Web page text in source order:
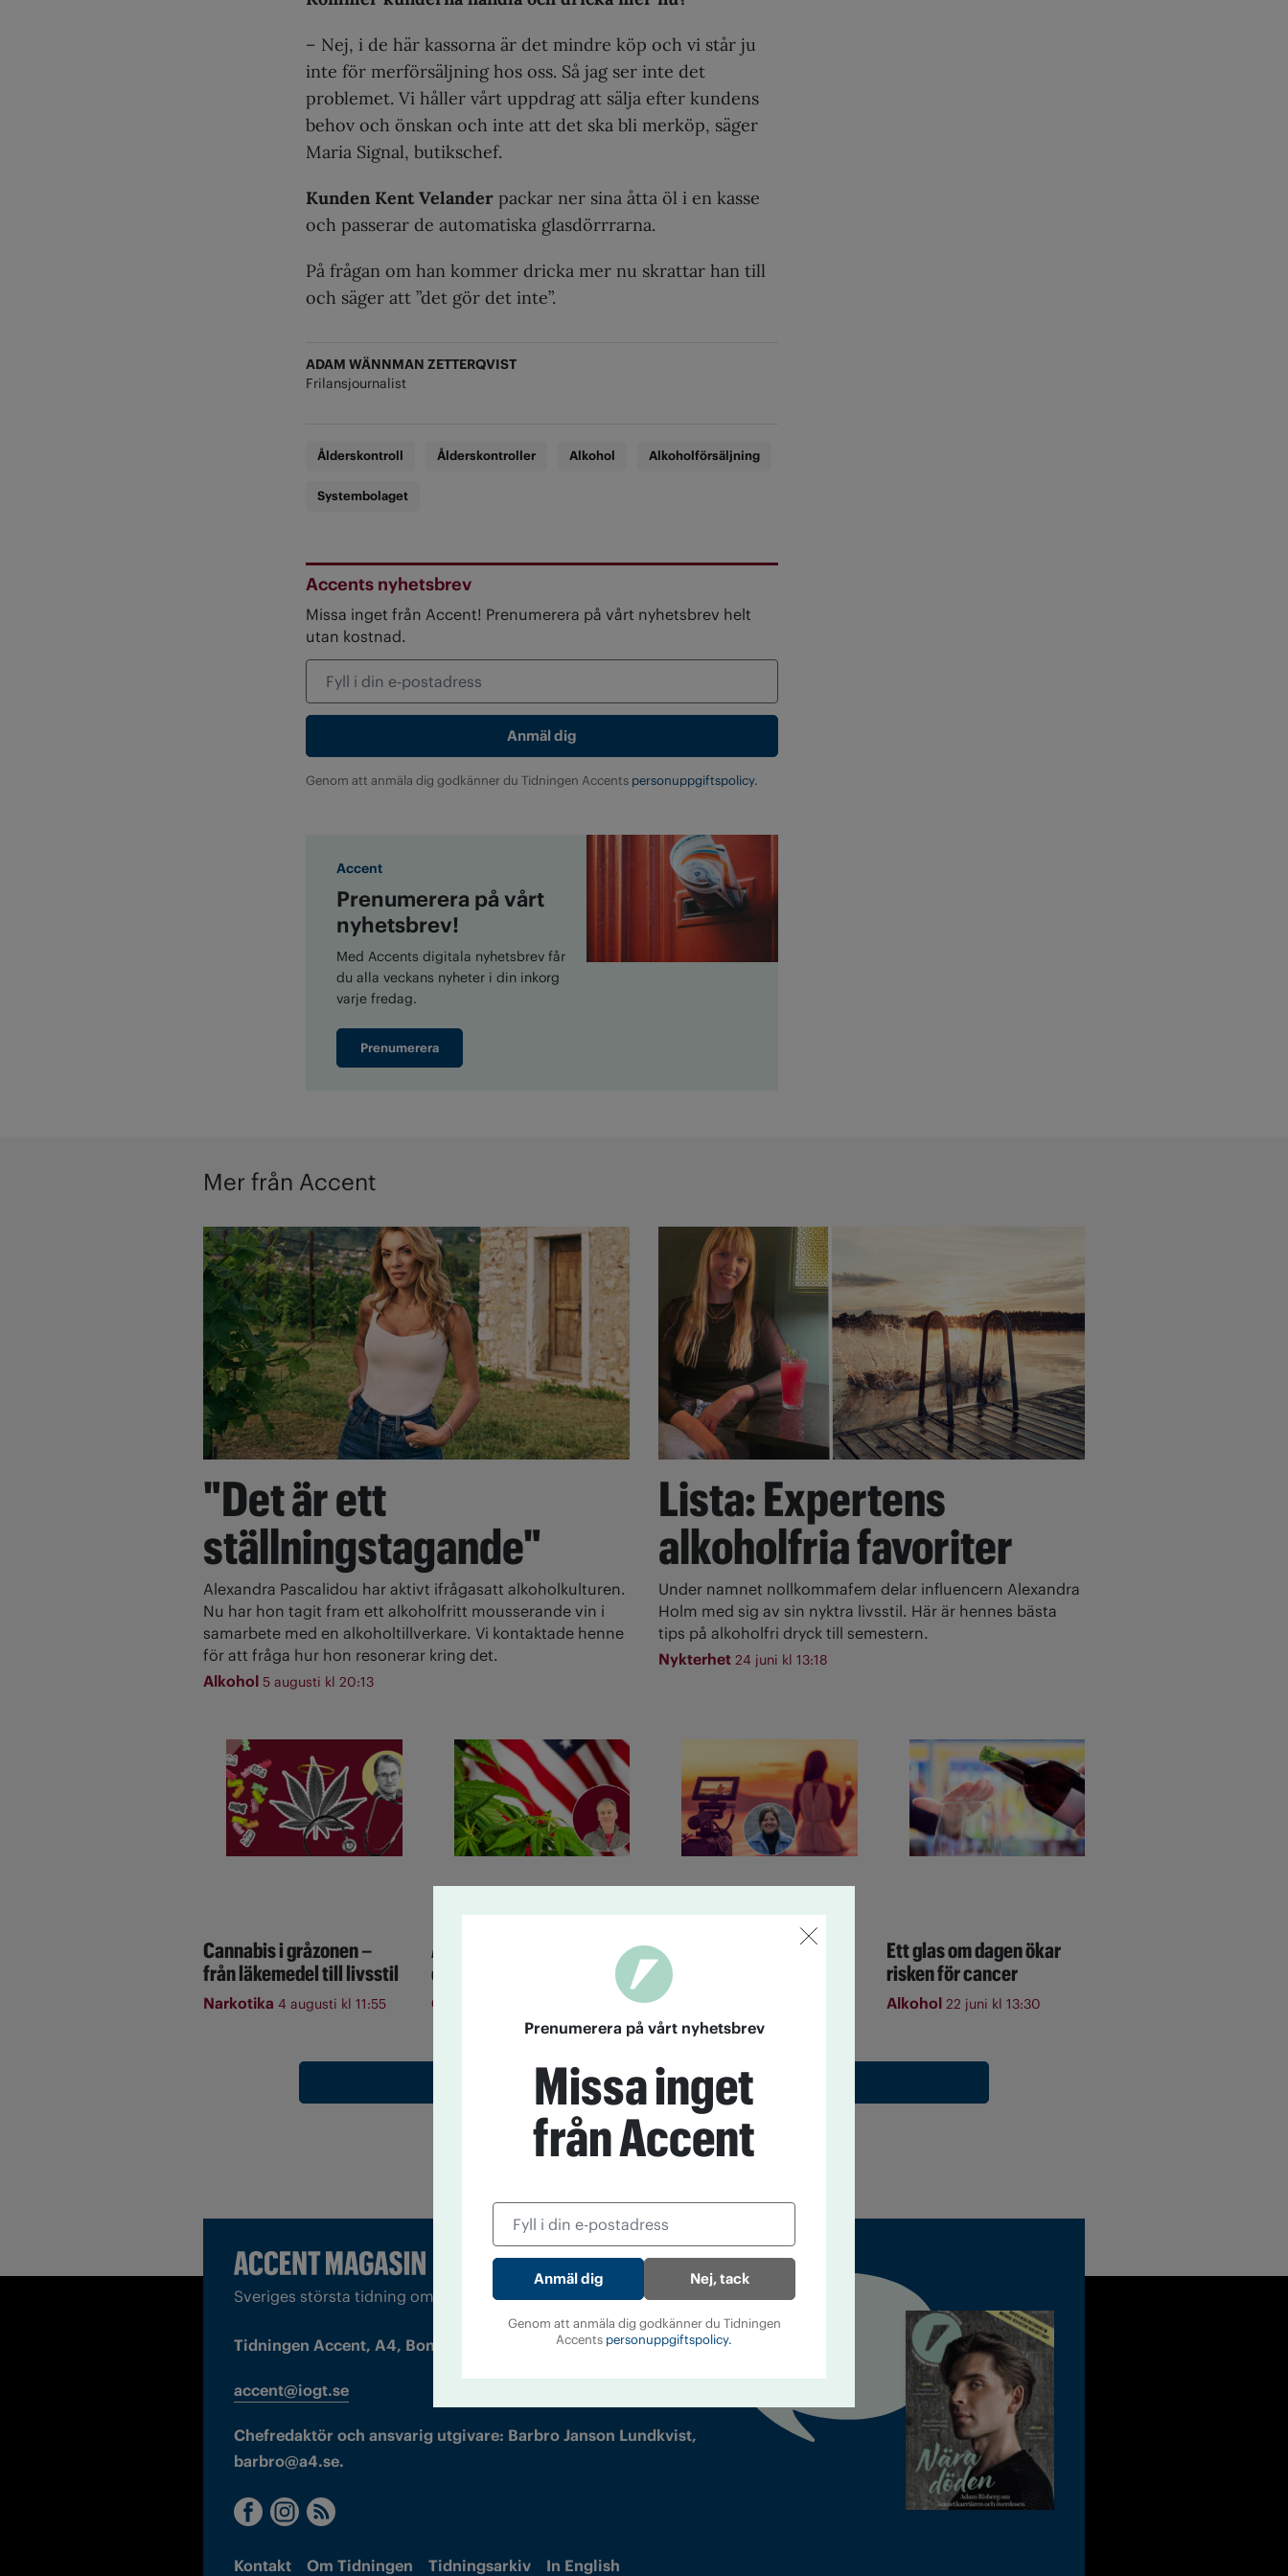
– Nej, i de här kassorna är det mindre köp och vi står ju
inte för merförsäljning hos oss. Så jag ser inte det
problemet. Vi håller vårt uppdrag att sälja efter kundens
behov och önskan och inte att det ska bli merköp, säger
Maria Signal, butikschef.
Kunden Kent Velander packar ner sina åtta öl i en kasse
och passerar de automatiska glasdörrrarna.
På frågan om han kommer dricka mer nu skrattar han till
och säger att ”det gör det inte”.
ADAM WÄNNMAN ZETTERQVIST
Frilansjournalist
Ålderskontroll Ålderskontroller Alkohol Alkoholförsäljning
Systembolaget
Accents nyhetsbrev
Missa inget från Accent! Prenumerera på vårt nyhetsbrev helt
utan kostnad.
Genom att anmäla dig godkänner du Tidningen Accents personuppgiftspolicy.
Accent
Prenumerera på vårt
nyhetsbrev!
Med Accents digitala nyhetsbrev får
du alla veckans nyheter i din inkorg
varje fredag.
Prenumerera
Mer från Accent
"Det är ett
ställningstagande"
Alexandra Pascalidou har aktivt ifrågasatt alkoholkulturen.
Nu har hon tagit fram ett alkoholfritt mousserande vin i
samarbete med en alkoholtillverkare. Vi kontaktade henne
för att fråga hur hon resonerar kring det.
Alkohol 5 augusti kl 20:13
Cannabis i gråzonen –
från läkemedel till livsstil
Narkotika 4 augusti kl 11:55
Avmattning i USA:s
cannabisvåg
Cannabis
Lista: Expertens
alkoholfria favoriter
Under namnet nollkommafem delar influencern Alexandra
Holm med sig av sin nyktra livsstil. Här är hennes bästa
tips på alkoholfri dryck till semestern.
Nykterhet 24 juni kl 13:18
Så tycker partierna om
alkoholreklamen
Alkohol
Ett glas om dagen ökar
risken för cancer
Alkohol 22 juni kl 13:30
Till startsidan
Sveriges största tidning om droger och nykterhet
Tidningen Accent, A4, Bondegatan 21, 116 33 Stockholm
accent@iogt.se
Chefredaktör och ansvarig utgivare: Barbro Janson Lundkvist,
barbro@a4.se.
Kontakt Om Tidningen Tidningsarkiv In English
Läs tidigare
Prenumerera på vårt nyhetsbrev
Missa inget
från Accent
Nej, tack
Genom att anmäla dig godkänner du Tidningen
Accents personuppgiftspolicy.